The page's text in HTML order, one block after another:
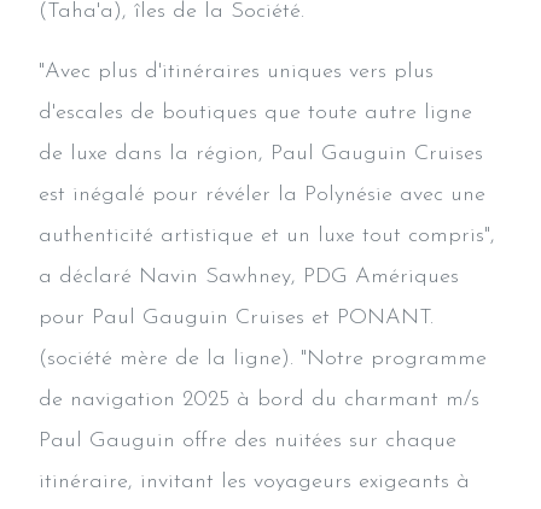
(Taha'a), îles de la Société.
"Avec plus d'itinéraires uniques vers plus
d'escales de boutiques que toute autre ligne
de luxe dans la région, Paul Gauguin Cruises
est inégalé pour révéler la Polynésie avec une
authenticité artistique et un luxe tout compris",
a déclaré Navin Sawhney, PDG Amériques
pour Paul Gauguin Cruises et PONANT.
(société mère de la ligne). "Notre programme
de navigation 2025 à bord du charmant m/s
Paul Gauguin offre des nuitées sur chaque
itinéraire, invitant les voyageurs exigeants à